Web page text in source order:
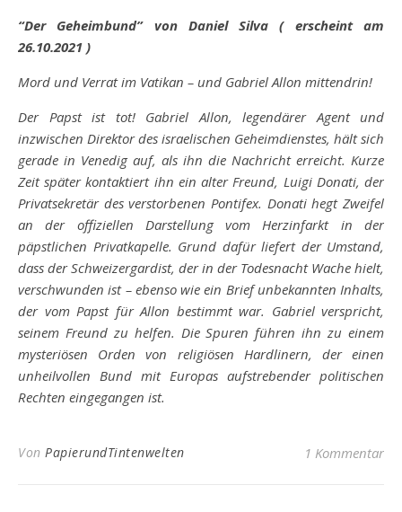
“Der Geheimbund” von Daniel Silva ( erscheint am
26.10.2021 )
Mord und Verrat im Vatikan – und Gabriel Allon mittendrin!
Der Papst ist tot! Gabriel Allon, legendärer Agent und
inzwischen Direktor des israelischen Geheimdienstes, hält sich
gerade in Venedig auf, als ihn die Nachricht erreicht. Kurze
Zeit später kontaktiert ihn ein alter Freund, Luigi Donati, der
Privatsekretär des verstorbenen Pontifex. Donati hegt Zweifel
an der offiziellen Darstellung vom Herzinfarkt in der
päpstlichen Privatkapelle. Grund dafür liefert der Umstand,
dass der Schweizergardist, der in der Todesnacht Wache hielt,
verschwunden ist – ebenso wie ein Brief unbekannten Inhalts,
der vom Papst für Allon bestimmt war. Gabriel verspricht,
seinem Freund zu helfen. Die Spuren führen ihn zu einem
mysteriösen Orden von religiösen Hardlinern, der einen
unheilvollen Bund mit Europas aufstrebender politischen
Rechten eingegangen ist.
Von PapierundTintenwelten 1 Kommentar